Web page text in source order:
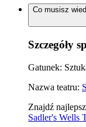
Co musisz
Szczegóły
Gatunek:
Nazwa teatru:
Znajdź
Sadler's Wells